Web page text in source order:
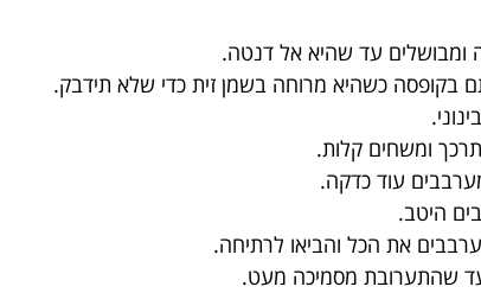
ומבושלים עד שהיא אל דנטה.
בקופסה כשהיא מרוחה בשמן זית כדי שלא תידבק.
ומשחים קלות.
עוד כדקה.
היטב.
את הכל והביאו לרתיחה.